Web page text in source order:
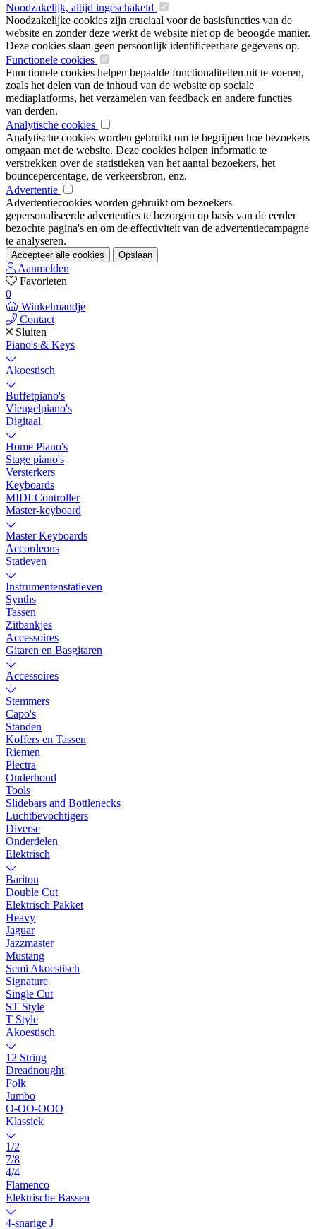
Noodzakelijk, altijd ingeschakeld
Noodzakelijke cookies zijn cruciaal voor de basisfuncties van de
website en zonder deze werkt de website niet op de beoogde manier.
Deze cookies slaan geen persoonlijk identificeerbare gegevens op.
Functionele cookies
Functionele cookies helpen bepaalde functionaliteiten uit te voeren,
zoals het delen van de inhoud van de website op sociale
mediaplatforms, het verzamelen van feedback en andere functies
van derden.
Analytische cookies
Analytische cookies worden gebruikt om te begrijpen hoe bezoekers
omgaan met de website. Deze cookies helpen informatie te
verstrekken over de statistieken van het aantal bezoekers, het
bouncepercentage, de verkeersbron, enz.
Advertentie
Advertentiecookies worden gebruikt om bezoekers
gepersonaliseerde advertenties te bezorgen op basis van de eerder
bezochte pagina's en om de effectiviteit van de advertentiecampagne
te analyseren.
Accepteer alle cookies Opslaan
Aanmelden
Favorieten
0
Winkelmandje
Contact
Sluiten
Piano's & Keys
Akoestisch
Buffetpiano's
Vleugelpiano's
Digitaal
Home Piano's
Stage piano's
Versterkers
Keyboards
MIDI-Controller
Master-keyboard
Master Keyboards
Accordeons
Statieven
Instrumentenstatieven
Synths
Tassen
Zitbankjes
Accessoires
Gitaren en Basgitaren
Accessoires
Stemmers
Capo's
Standen
Koffers en Tassen
Riemen
Plectra
Onderhoud
Tools
Slidebars and Bottlenecks
Luchtbevochtigers
Diverse
Onderdelen
Elektrisch
Bariton
Double Cut
Elektrisch Pakket
Heavy
Jaguar
Jazzmaster
Mustang
Semi Akoestisch
Signature
Single Cut
ST Style
T Style
Akoestisch
12 String
Dreadnought
Folk
Jumbo
O-OO-OOO
Klassiek
1/2
7/8
4/4
Flamenco
Elektrische Bassen
4-snarige J